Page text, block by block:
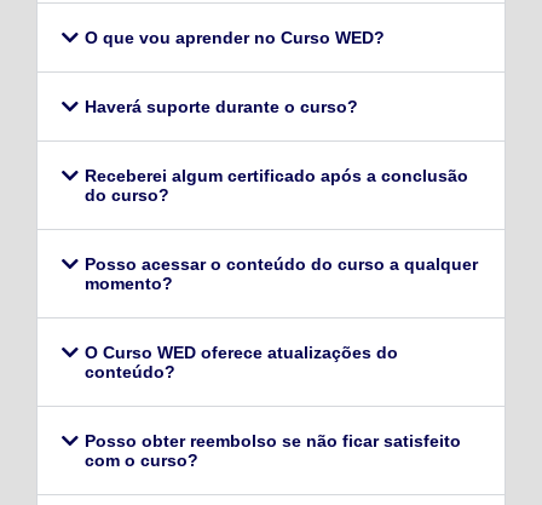
O que vou aprender no Curso WED?
Haverá suporte durante o curso?
Receberei algum certificado após a conclusão
do curso?
Posso acessar o conteúdo do curso a qualquer
momento?
O Curso WED oferece atualizações do
conteúdo?
Posso obter reembolso se não ficar satisfeito
com o curso?